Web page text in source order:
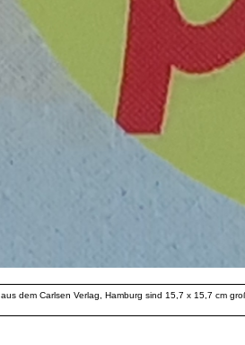
aus dem Carlsen Verlag, Hamburg sind 15,7 x 15,7 cm